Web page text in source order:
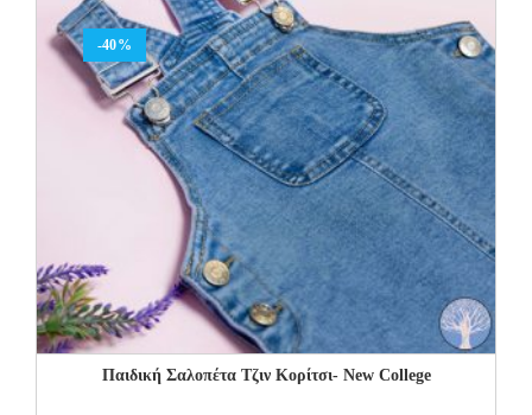
-40%
Παιδική Σαλοπέτα Τζιν Κορίτσι- New College